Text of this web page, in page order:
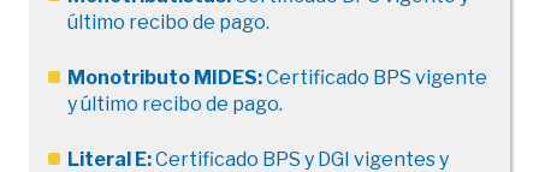
último recibo de pago.
Monotributo MIDES:Certificado BPS vigente
y último recibo de pago.
Literal E:Certificado BPS y DGI vigentes y